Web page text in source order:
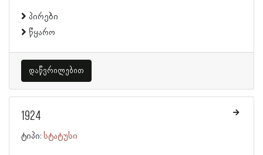
პირები
წყარო
დაწვრილებით
1924
ტიპი: სტატუსი